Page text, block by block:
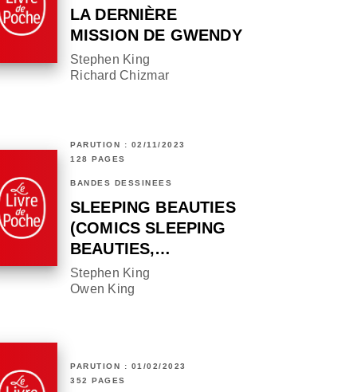
LA DERNIÈRE
MISSION DE GWENDY
Stephen King
Richard Chizmar
PARUTION : 02/11/2023
128 PAGES
BANDES DESSINÉES
SLEEPING BEAUTIES
(COMICS SLEEPING
BEAUTIES,…
Stephen King
Owen King
PARUTION : 01/02/2023
352 PAGES